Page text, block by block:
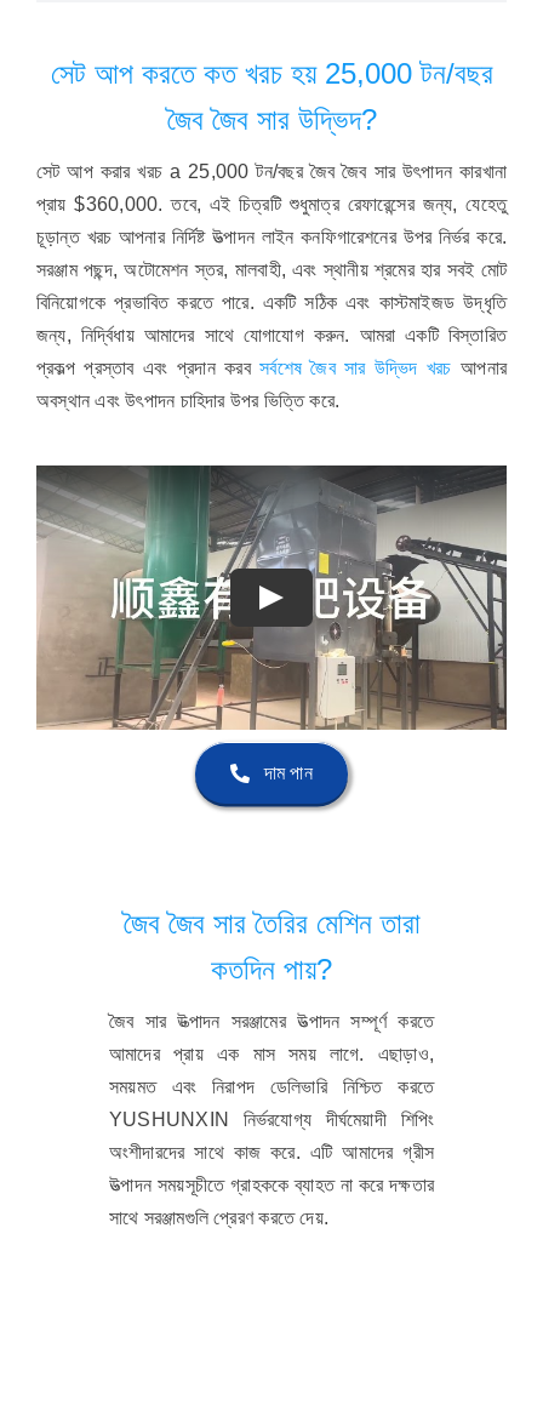
সেট আপ করতে কত খরচ হয় 25,000 টন/বছর
জৈব জৈব সার উদ্ভিদ?
সেট আপ করার খরচ a 25,000 টন/বছর জৈব জৈব সার উৎপাদন কারখানা
প্রায় $360,000. তবে, এই চিত্রটি শুধুমাত্র রেফারেন্সের জন্য, যেহেতু
চূড়ান্ত খরচ আপনার নির্দিষ্ট উত্পাদন লাইন কনফিগারেশনের উপর নির্ভর করে.
সরঞ্জাম পছন্দ, অটোমেশন স্তর, মালবাহী, এবং স্থানীয় শ্রমের হার সবই মোট
বিনিয়োগকে প্রভাবিত করতে পারে. একটি সঠিক এবং কাস্টমাইজড উদ্ধৃতি
জন্য, নির্দ্বিধায় আমাদের সাথে যোগাযোগ করুন. আমরা একটি বিস্তারিত
প্রকল্প প্রস্তাব এবং প্রদান করবসর্বশেষ জৈব সার উদ্ভিদ খরচ আপনার
অবস্থান এবং উৎপাদন চাহিদার উপর ভিত্তি করে.
দাম পান
জৈব জৈব সার তৈরির মেশিন তারা
কতদিন পায়?
জৈব সার উত্পাদন সরঞ্জামের উত্পাদন সম্পূর্ণ করতে
আমাদের প্রায় এক মাস সময় লাগে. এছাড়াও,
সময়মত এবং নিরাপদ ডেলিভারি নিশ্চিত করতে
YUSHUNXIN নির্ভরযোগ্য দীর্ঘমেয়াদী শিপিং
অংশীদারদের সাথে কাজ করে. এটি আমাদের গ্রীস
উত্পাদন সময়সূচীতে গ্রাহককে ব্যাহত না করে দক্ষতার
সাথে সরঞ্জামগুলি প্রেরণ করতে দেয়.